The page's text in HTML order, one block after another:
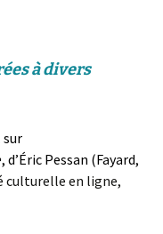
à divers
sur
, d’Éric Pessan (Fayard,
culturelle en ligne,